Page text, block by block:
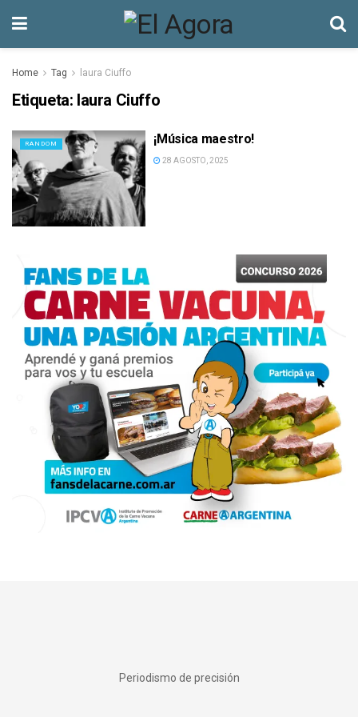
Home Tag laura Ciuffo
Etiqueta: laura Ciuffo
RANDOM ¡Música maestro!
28 AGOSTO, 2025
Periodismo de precisión